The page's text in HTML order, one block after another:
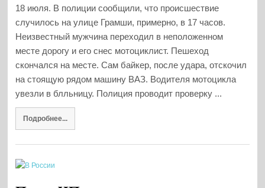
18 июля. В полиции сообщили, что происшествие
случилось на улице Грамши, примерно, в 17 часов.
Неизвестный мужчина переходил в неположенном
месте дорогу и его снес мотоциклист. Пешеход
скончался на месте. Сам байкер, после удара, отскочил
на стоящую рядом машину ВАЗ. Водителя мотоцикла
увезли в блльницу. Полиция проводит проверку ...
Подробнее...